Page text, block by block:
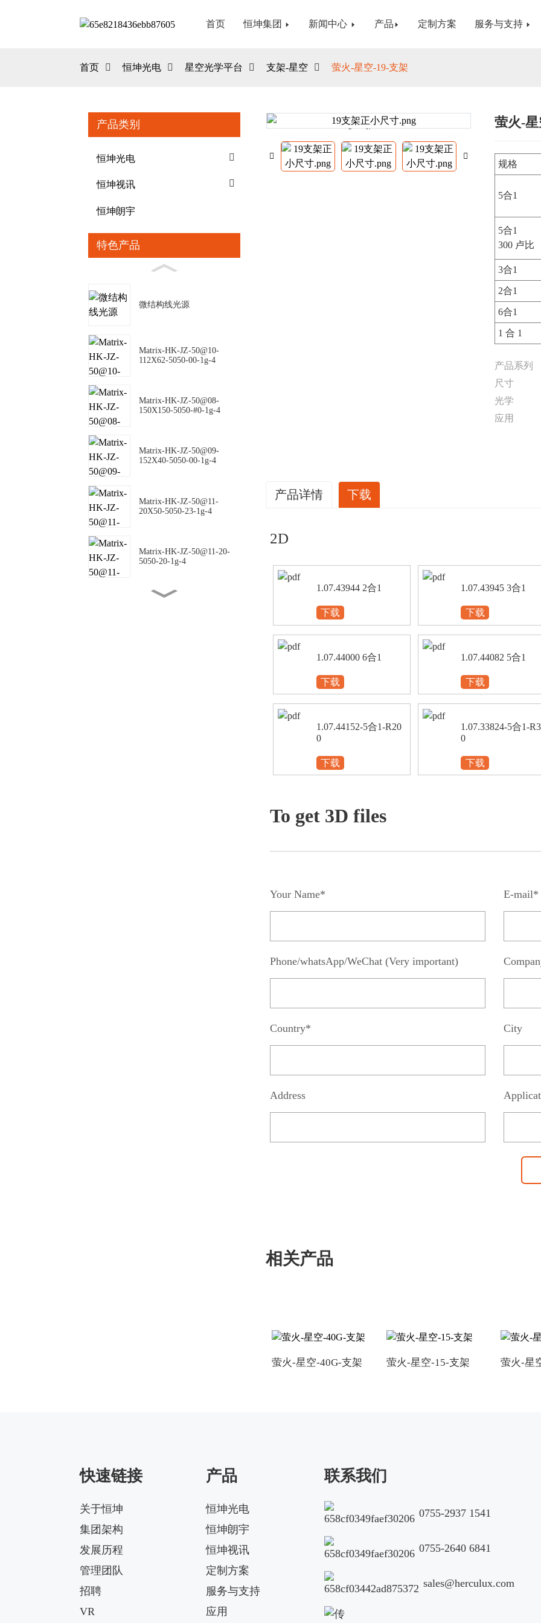
首页 恒坤集团 新闻中心 产品 定制方案 服务与支持
首页 恒坤光电 星空光学平台 支架-星空 萤火-星空-19-支架
产品类别
恒坤光电
恒坤视讯
恒坤朗宇
特色产品
微结构线光源
Matrix-HK-JZ-50@10-
112X62-5050-00-1g-4
Matrix-HK-JZ-50@08-
150X150-5050-#0-1g-4
Matrix-HK-JZ-50@09-
152X40-5050-00-1g-4
Matrix-HK-JZ-50@11-
20X50-5050-23-1g-4
Matrix-HK-JZ-50@11-20-
5050-20-1g-4
Loading...
Loading... Loading...
Loading...
萤火-
规格
5合1
5合1
300 卢比
3合1
2合1
6合1
1 合 1
产品系列
尺寸
光学
应用
产品详情 下载
2D
1.07.43944 2合1
下载
1.07.43945 3合1
下载
1.07.44000 6合1
下载
1.07.44082 5合1
下载
1.07.44152-5合1-R20
0
下载
1.07.33824-5合1-
0
下载
To get 3D files
Your Name* E-mail*
Phone/whatsApp/WeChat (Very important)
Country* City
Address
相关产品
萤火-星空-40G-支架 萤火-星空-15-支架 萤火-星
快速链接
关于恒坤
集团架构
发展历程
管理团队
招聘
VR
产品
恒坤光电
恒坤朗宇
恒坤视讯
定制方案
服务与支持
应用
联系我们
0755-2937 1541
0755-2640 6841
sales@herculux.com